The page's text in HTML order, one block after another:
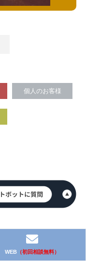
個人のお客様
WEB（初回相談無料）